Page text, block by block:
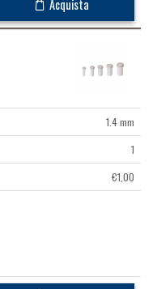
Acquista
1.4 mm
1
€1,00